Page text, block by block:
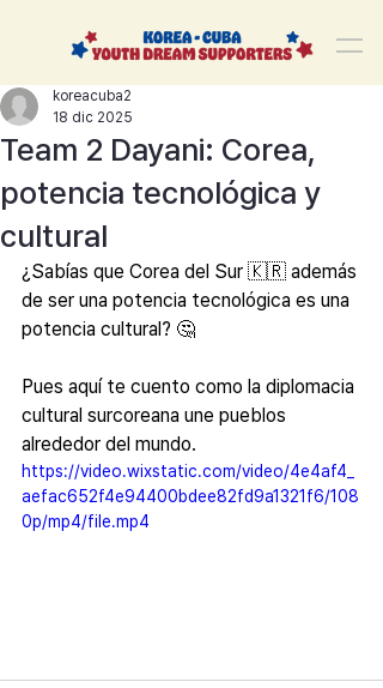
korea-cuba-dream
Team 2 Dayani: Corea,
potencia tecnológica y
cultural
koreacuba2
18 dic 2025
¿Sabías que Corea del Sur 🇰🇷 además
de ser una potencia tecnológica es una
potencia cultural? 🤔
Pues aquí te cuento como la diplomacia
cultural surcoreana une pueblos
alrededor del mundo.
https://video.wixstatic.com/video/4e4af4_
aefac652f4e94400bdee82fd9a1321f6/108
0p/mp4/file.mp4